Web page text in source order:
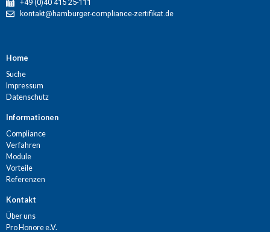
+49 (0)40 415 25-111
kontakt@hamburger-compliance-zertifikat.de
Home
Suche
Impressum
Datenschutz
Informationen
Compliance
Verfahren
Module
Vorteile
Referenzen
Kontakt
Über uns
Pro Honore e.V.